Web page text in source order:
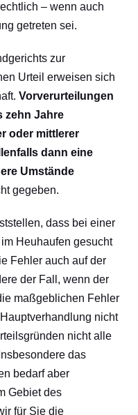
– wenn auch
getreten sei.
zur
Urteil erweisen sich
Vorverurteilungen
zehn Jahre
oder mittlerer
dann eine
Umstände
gegeben.
dass bei einer
Heuhaufen gesucht
Fehler auch auf der
der Fall, wenn der
maßgeblichen Fehler
nicht
nicht alle
das
bedarf aber
Gebiet des
für Sie die